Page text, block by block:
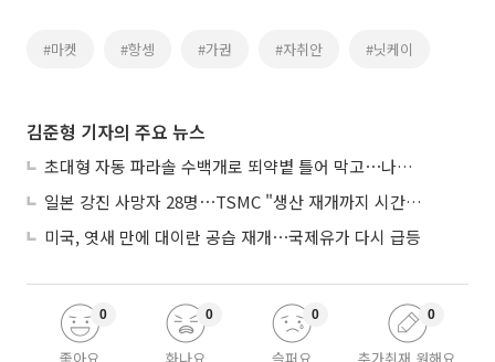
#마켓 #항셍 #가권 #자취안 #닛케이
김준형 기자의 주요 뉴스
초대형 자동 파라솔 수백개로 뙤약볕 틀어 막고⋯나라별 폭염 생존법
일본 강진 사망자 28명⋯TSMC "생산 재개까지 시간 필요해"
미국, 엿새 만에 대이란 공습 재개⋯국제유가 다시 급등
0 0 0 0